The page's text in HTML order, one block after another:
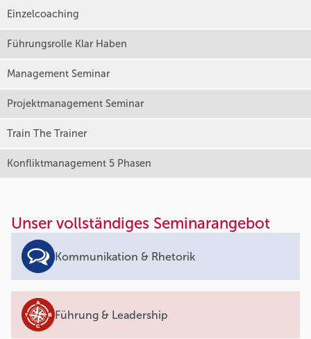
Einzelcoaching
Führungsrolle Klar Haben
Management Seminar
Projektmanagement Seminar
Train The Trainer
Konfliktmanagement 5 Phasen
Unser vollständiges Seminarangebot
Kommunikation & Rhetorik
Führung & Leadership